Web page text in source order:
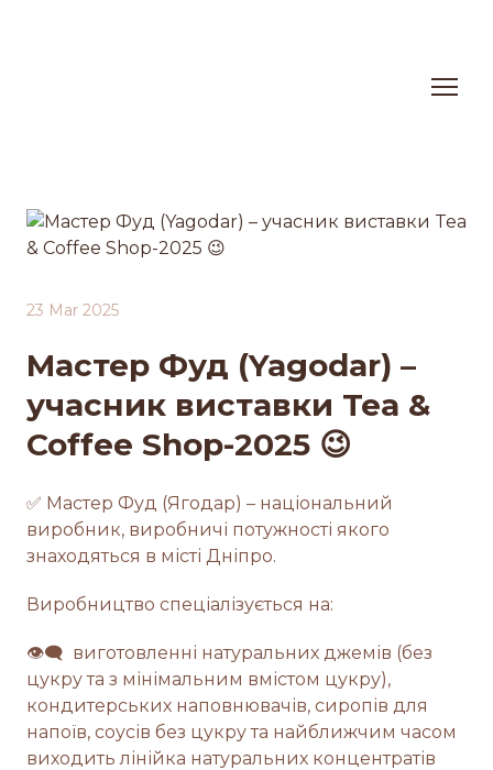
23 Mar 2025
Мастер Фуд (Yagodar) –
учасник виставки Tea &
Coffee Shop-2025 😉
✅ Мастер Фуд (Ягодар) – національний
виробник, виробничі потужності якого
знаходяться в місті Дніпро.
Виробництво спеціалізується на:
👁‍🗨 виготовленні натуральних джемів (без
цукру та з мінімальним вмістом цукру),
кондитерських наповнювачів, сиропів для
напоїв, соусів без цукру та найближчим часом
виходить лінійка натуральних концентратів